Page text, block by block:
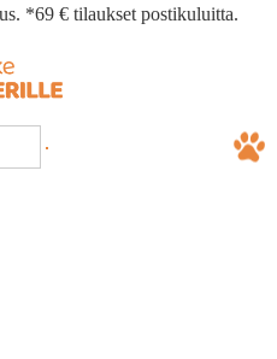
*69 € tilaukset postikuluitta.